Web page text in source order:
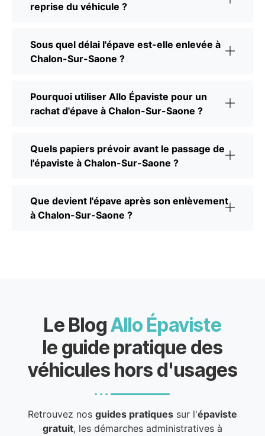
reprise du véhicule ?
Sous quel délai l'épave est-elle enlevée à
Chalon-Sur-Saone ?
Pourquoi utiliser Allo Épaviste pour un
rachat d'épave à Chalon-Sur-Saone ?
Quels papiers prévoir avant le passage de
l'épaviste à Chalon-Sur-Saone ?
Que devient l'épave après son enlèvement
à Chalon-Sur-Saone ?
Le BlogAllo Épaviste
le guide pratique des
véhicules hors d'usages
Retrouvez nos guides pratiquessur l'épaviste
gratuit, les démarches administratives à